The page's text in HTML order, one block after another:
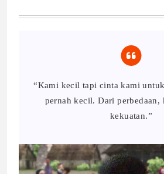
“Kami kecil tapi cinta kami
pernah kecil. Dari perbedaan,
kekuatan.”